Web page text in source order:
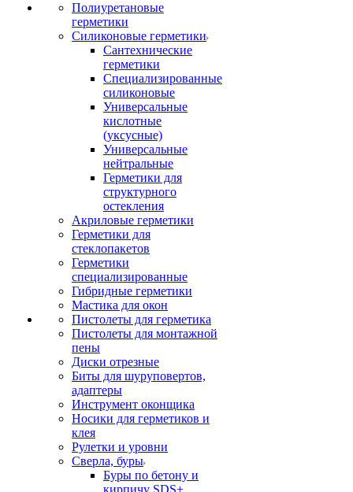
Полиуретановые
герметики
Силиконовые герметики
Сантехнические
герметики
Специализированные
силиконовые
Универсальные
кислотные
(уксусные)
Универсальные
нейтральные
Герметики для
структурного
остекления
Акриловые герметики
Герметики для
стеклопакетов
Герметики
специализированные
Гибридные герметики
Мастика для окон
Пистолеты для герметика
Пистолеты для монтажной
пены
Диски отрезные
Биты для шуруповертов,
адаптеры
Инструмент оконщика
Носики для герметиков и
клея
Рулетки и уровни
Сверла, буры
Буры по бетону и
кирпичу SDS+